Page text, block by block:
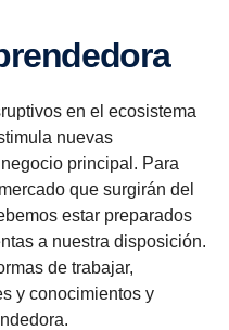
en el ecosistema
nuevas
principal. Para
que surgirán del
estar preparados
a nuestra disposición.
de trabajar,
y conocimientos y